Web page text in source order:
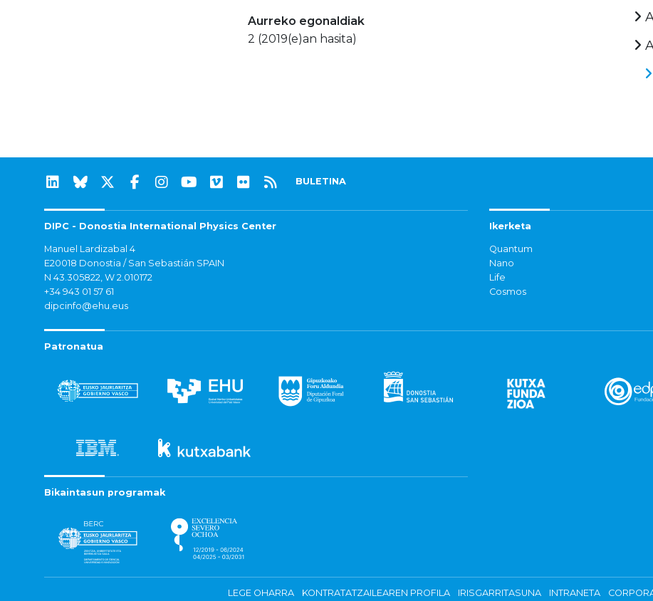
Aurreko egonaldiak
2 (2019(e)an hasita)
BULETINA
DIPC - Donostia International Physics Center
Manuel Lardizabal 4
E20018 Donostia / San Sebastián SPAIN
N 43.305822, W 2.010172
+34 943 01 57 61
dipcinfo@ehu.eus
Ikerketa
Quantum
Nano
Life
Cosmos
Patronatua
Bikaintasun programak
LEGE OHARRA KONTRATATZAILEAREN PROFILA IRISGARRITASUNA INTRANETA